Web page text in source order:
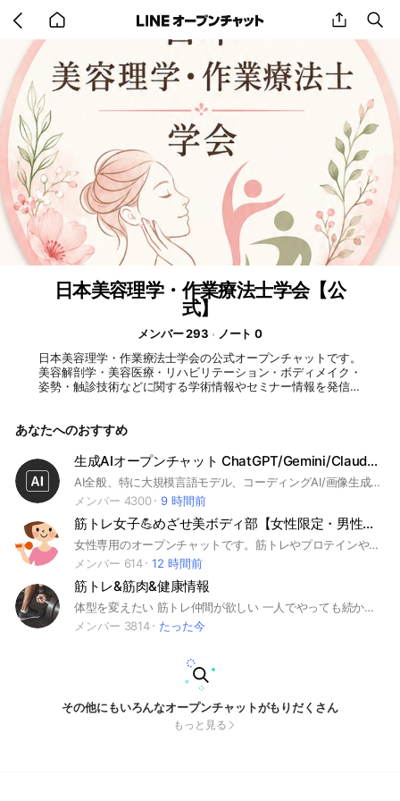
back share
日本美容理学・作業療法士学会【公
式】
メンバー 293
ノート 0
日本美容理学・作業療法士学会の公式オープンチャットです。
美容解剖学・美容医療・リハビリテーション・ボディメイク・
姿勢・触診技術などに関する学術情報やセミナー情報を発信し
あなたへのおすすめ
生成AIオープンチャット ChatGPT/Gemini/Claude/Grok/Copilot
AI全般、特に大規模言語モデル、コーディングAI/画像生成AI/動画生成AI/AIイラストや音楽生成AIなどの最新AIをビジネスや創作活動、研究や日常生活で活用したい方向けのオープンチャットです。不要な誤解や対立を招かないよう、敬語で会話・議論は建設的にお願いします。 LLM・チャット（対話型AI / テキスト生成）ChatGPT / Gemini / Claude / Perplexity / Microsoft Copilot / Grok / Mistral（Le Chat） / Llama 3（Meta AI など） / HuggingChat 画像生成（Image Generation）Midjourney / DALL·E 3 / Stable Diffusion / Flux.1 / Ideogram / Recraft / Leonardo.ai / Adobe Firefly 動画生成（Video Generation）Sora / Runway Gen-3 / Pika / Luma Dream Machine / Kling AI / Hailuo AI / Veo 音楽・音声（Audio / Music）Suno / Udio / ElevenLabs / Stable Audio / Soundraw / Cici / Koeiromap コーディング・開発支援（Dev / Coding Assistants）Cursor / Windsurf / GitHub Copilot / Cline / Bolt.new / v0 / Lovable / Replit Agent / Trae リサーチ・要約・整理（Research & Knowledge）NotebookLM / Notion AI / Mapify / Napkin / Gamma / Glean / Perplexity Pages 3D・空間表現（3D / Spatial / XR）Rodin / Meshy / Tripo / Spline AI / Luma AI / CSM
メンバー 4300
9 時間前
筋トレ女子💪めざせ美ボディ部【女性限定・男性不可】
女性専用のオープンチャットです。筋トレやプロテインや美ボディ関係の情報交換及び、日々の筋トレ励まし合うルームです。女性のみ参加可能です。 ※男性は入れません。入ってこられたら通報します #筋トレ #筋トレ女子 #美ボディ #ダイエット
メンバー 614
12 時間前
筋トレ&筋肉&健康情報
体型を変えたい 筋トレ仲間が欲しい 一人でやっても続かない 食事管理について相談したい 何から始めたらいいか分からない そんなあなた😌 ボディメイクのための食事・毎日のトレーニング・使っているサプリや器具などの情報共有をして みんなで頑張りましょう🏆 中学生から大人まで 幅広い世代の仲間が待っています。 お気軽にご参加ください☺️ ※入室後は必ずルールを読んでね！ ⚠️名前とアイコンに注意⚠️ 政治/宗教/下ネタ/反社会的/犯罪/公序良俗に反する内容/その他管理人の判断で告知なく退室処分になる可能性があります。
メンバー 3814
たった今
その他にもいろんなオープンチャットがもりだくさん
もっと見る